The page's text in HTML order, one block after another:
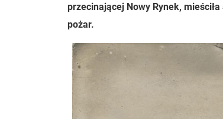
przecinającej Nowy Rynek,
pożar.